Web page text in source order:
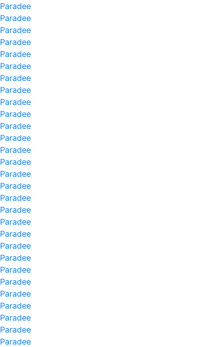
Paradee
Paradee
Paradee
Paradee
Paradee
Paradee
Paradee
Paradee
Paradee
Paradee
Paradee
Paradee
Paradee
Paradee
Paradee
Paradee
Paradee
Paradee
Paradee
Paradee
Paradee
Paradee
Paradee
Paradee
Paradee
Paradee
Paradee
Paradee
Paradee